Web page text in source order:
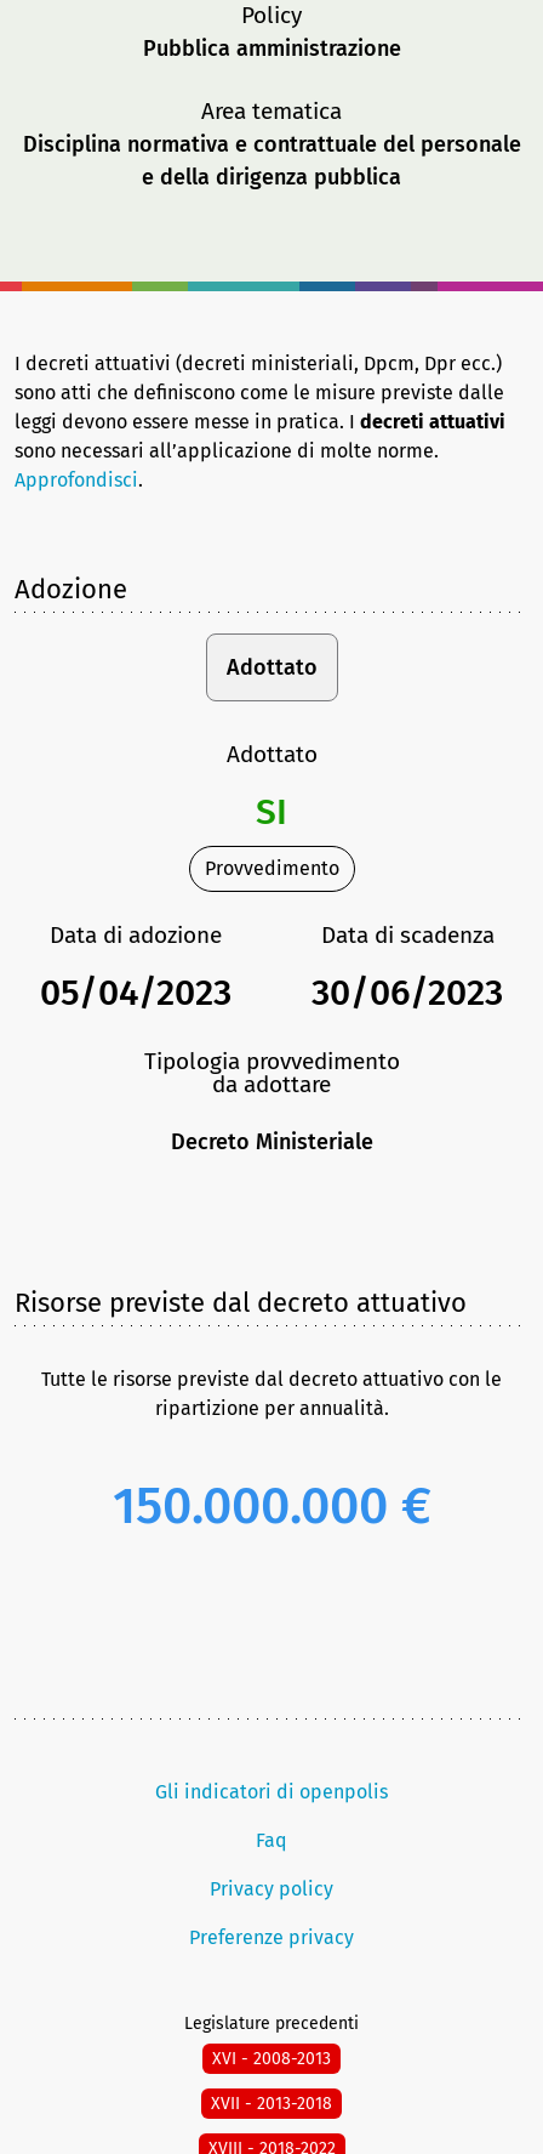
Policy
Pubblica amministrazione
Area tematica
Disciplina normativa e contrattuale del personale
e della dirigenza pubblica
I decreti attuativi (decreti ministeriali, Dpcm, Dpr ecc.)
sono atti che definiscono come le misure previste dalle
leggi devono essere messe in pratica. I decreti attuativi
sono necessari all’applicazione di molte norme.
Approfondisci.
Adozione
Adottato
Adottato
SI
Provvedimento
Data di adozione
05/04/2023
Data di scadenza
30/06/2023
Tipologia provvedimento
da adottare
Decreto Ministeriale
Risorse previste dal decreto attuativo
Tutte le risorse previste dal decreto attuativo con le
ripartizione per annualità.
150.000.000 €
Gli indicatori di openpolis
Faq
Privacy policy
Preferenze privacy
Legislature precedenti
XVI - 2008-2013
XVII - 2013-2018
XVIII - 2018-2022